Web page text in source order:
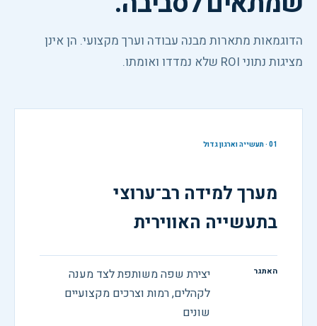
הדוגמאות מתארות מבנה עבודה וערך מקצועי. הן אינן
מציגות נתוני ROI שלא נמדדו ואומתו.
01
·תעשייה וארגון גדול
מערך למידה רב־ערוצי
בתעשייה האווירית
האתגר
יצירת שפה משותפת לצד מענה
לקהלים, רמות וצרכים מקצועיים
שונים